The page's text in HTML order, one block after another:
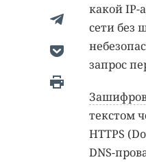
какой IP-
сети без
запрос
текстом
HTTPS
DNS-